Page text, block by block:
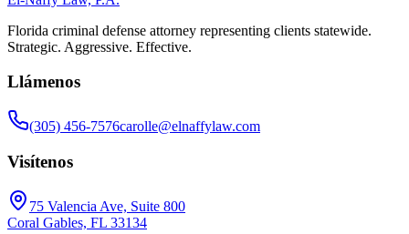
Florida criminal defense attorney representing clients statewide.
Strategic. Aggressive. Effective.
Llámenos
(305) 456-7576carolle@elnaffylaw.com
Visítenos
75 Valencia Ave, Suite 800
Coral Gables, FL 33134